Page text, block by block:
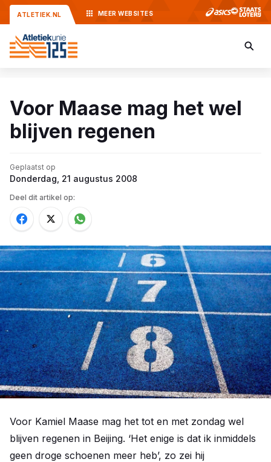
ATLETIEK.NL MEER WEBSITES
Voor Maase mag het wel
blijven regenen
Geplaatst op
Donderdag, 21 augustus 2008
Deel dit artikel op:
Voor Kamiel Maase mag het tot en met zondag wel
blijven regenen in Beijing. ‘Het enige is dat ik inmiddels
geen droge schoenen meer heb’, zo zei hij